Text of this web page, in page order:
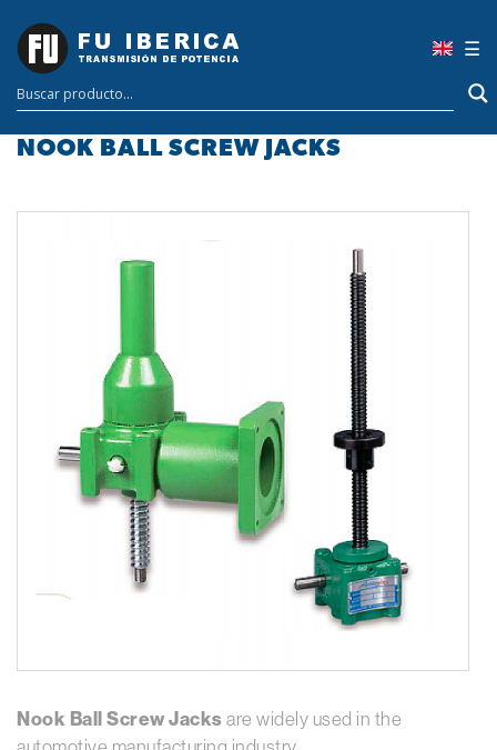
☰
×
NOOK BALL SCREW JACKS
Nook Ball Screw Jacksare widely used in the